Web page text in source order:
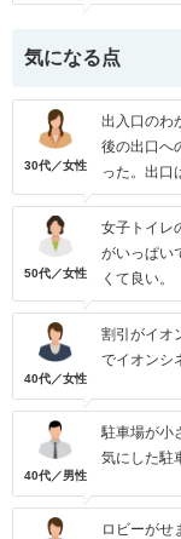
気になる点
30代／女性
出入口のわ
後の出口へ
った。出口
50代／女性
女子トイレ
がいっぱい
くて良い。
40代／女性
割引がイオ
でイオンシ
40代／男性
駐車場が小
気にした駐
ロビーがせ